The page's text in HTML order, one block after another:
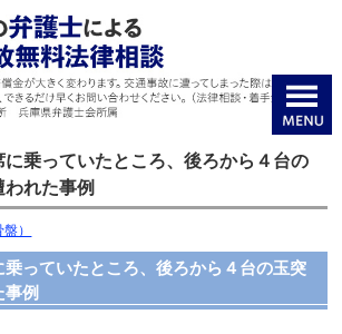
に乗っていたところ、後ろから４台の
れた事例
）
乗っていたところ、後ろから４台の玉突
例